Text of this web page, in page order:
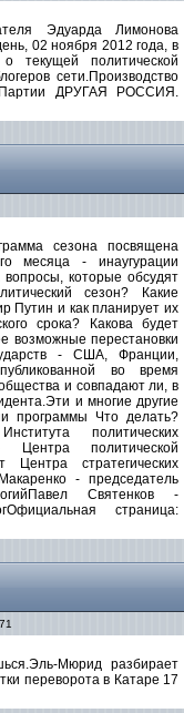
Эдуарда Лимонова
02 ноября 2012 года, в
текущей политической
сети.Производство
Партии ДРУГАЯ РОССИЯ.
сезона посвящена
месяца - инаугурации
которые обсудят
сезон? Какие
Путин и как планирует их
срока? Какова будет
возможные перестановки
- США, Франции,
во время
и совпадают ли, в
и многие другие
программы Что делать?
политических
Центра политической
стратегических
- председатель
Святенков -
страница:
Мюрид разбирает
переворота в Катаре 17